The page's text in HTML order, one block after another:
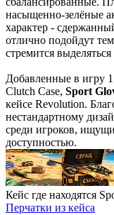
насыщенно-зелёные
характер -
отлично подойдут
стремится
Добавленные в игру
Clutch Case, Sport
кейсе Revolution.
нестандартному
среди игроков,
доступностью.
Кейс где находятся
Перчатки из кейса